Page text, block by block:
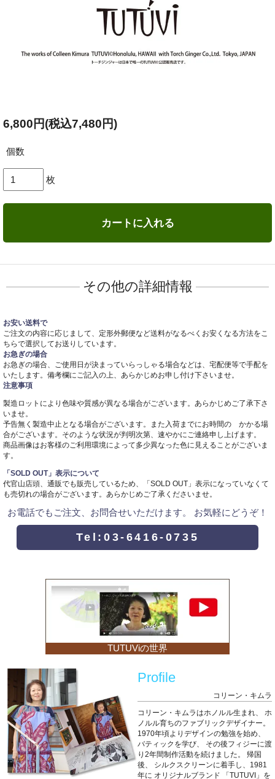
6,800円(税込7,480円)
個数
枚
カートに入れる
その他の詳細情報
お安い送料で
ご注文の内容に応じまして、定形外郵便など送料がなるべくお安くなる方法をこ
ちらで選択してお送りしています。
お急ぎの場合
お急ぎの場合、ご使用日が決まっていらっしゃる場合などは、宅配便等で手配を
いたします。備考欄にご記入の上、あらかじめお申し付け下さいませ。
注意事項
製造ロットにより色味や質感が異なる場合がございます。あらかじめご了承下さ
いませ。
予告無く製造中止となる場合がございます。また入荷までにお時間の かかる場
合がございます。そのような状況が判明次第、速やかにご連絡申し上げます。
商品画像はお客様のご利用環境によって多少異なった色に見えることがございま
す。
「SOLD OUT」表示について
代官山店頭、通販でも販売しているため、「SOLD OUT」表示になっていなくて
も売切れの場合がございます。あらかじめご了承くださいませ。
お電話でもご注文、お問合せいただけます。 お気軽にどうぞ！
Tel:03-6416-0735
TUTUViの世界
Profile
コリーン・キムラ
コリーン・キムラはホノルル生まれ、
ホ
ノルル育ちのファブリックデザイナー。
1970年頃よりデザインの勉強を始め、
バティックを学び、
その後フィジーに渡
り2年間制作活動を続けました。
帰国
後、
シルクスクリーンに着手し、1981
年に オリジナルブランド 「TUTUVI」を